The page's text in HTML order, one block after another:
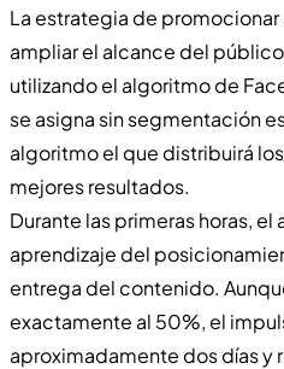
La estrategia de promocionar
ampliar el alcance del
utilizando el algoritmo de
se asigna sin segmentación
algoritmo el que distribuirá
mejores resultados.
Durante las primeras horas, el
aprendizaje del
entrega del contenido.
exactamente al 50%, el
aproximadamente dos días y